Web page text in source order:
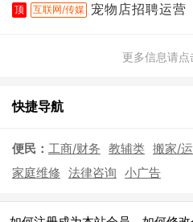
顶 互联网/传媒 宠物店招聘运营
更多信息请
快捷导航
便民： 工商/财务 教辅类 搬家/
家庭维修 法律咨询 小广告